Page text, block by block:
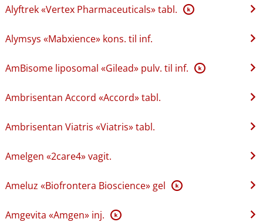
Alyftrek «Vertex Pharmaceuticals» tabl. K
Alymsys «Mabxience» kons. til inf.
AmBisome liposomal «Gilead» pulv. til inf. K
Ambrisentan Accord «Accord» tabl.
Ambrisentan Viatris «Viatris» tabl.
Amelgen «2care4» vagit.
Ameluz «Biofrontera Bioscience» gel K
Amgevita «Amgen» inj. K